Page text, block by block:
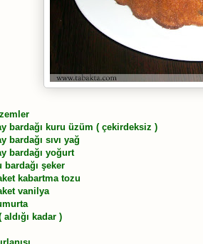
bardağı kuru üzüm ( çekirdeksiz )
bardağı sıvı yağ
bardağı yoğurt
bardağı şeker
kabartma tozu
vanilya
aldığı kadar )